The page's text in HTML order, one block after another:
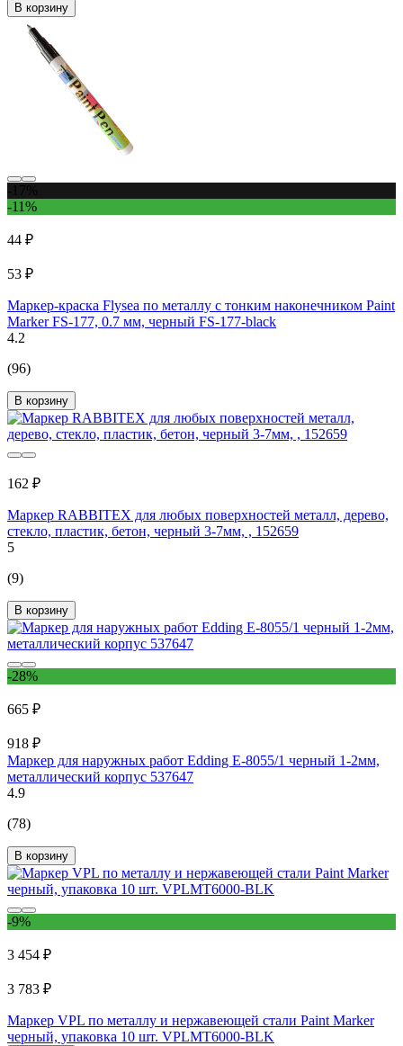
В корзину
-11%
44 ₽
53 ₽
Маркер-краска Flysea по металлу с тонким наконечником Paint
Marker FS-177, 0.7 мм, черный FS-177-black
4.2
(96)
В корзину
162 ₽
Маркер RABBITEX для любых поверхностей металл, дерево,
стекло, пластик, бетон, черный 3-7мм, , 152659
5
(9)
В корзину
-28%
665 ₽
918 ₽
Маркер для наружных работ Edding E-8055/1 черный 1-2мм,
металлический корпус 537647
4.9
(78)
В корзину
-9%
3 454 ₽
3 783 ₽
Маркер VPL по металлу и нержавеющей стали Paint Marker
черный, упаковка 10 шт. VPLMT6000-BLK